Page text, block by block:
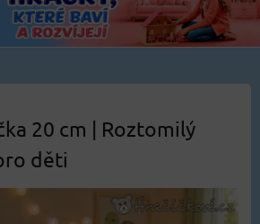
20 cm | Roztomilý
děti